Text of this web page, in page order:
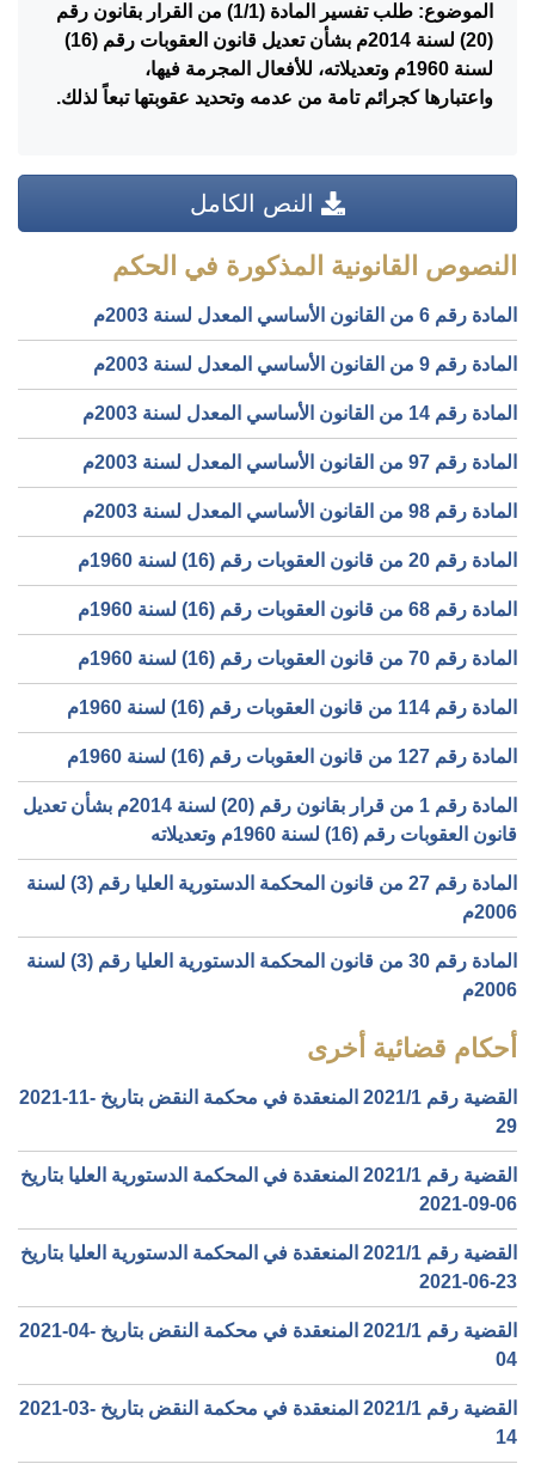
الموضوع: طلب تفسير المادة (1/1) من القرار بقانون رقم
(20) لسنة 2014م بشأن تعديل قانون العقوبات رقم (16)
لسنة 1960م وتعديلاته، للأفعال المجرمة فيها،
واعتبارها كجرائم تامة من عدمه وتحديد عقوبتها تبعاً لذلك.
النص الكامل
النصوص القانونية المذكورة في الحكم
المادة رقم 6 من القانون الأساسي المعدل لسنة 2003م
المادة رقم 9 من القانون الأساسي المعدل لسنة 2003م
المادة رقم 14 من القانون الأساسي المعدل لسنة 2003م
المادة رقم 97 من القانون الأساسي المعدل لسنة 2003م
المادة رقم 98 من القانون الأساسي المعدل لسنة 2003م
المادة رقم 20 من قانون العقوبات رقم (16) لسنة 1960م
المادة رقم 68 من قانون العقوبات رقم (16) لسنة 1960م
المادة رقم 70 من قانون العقوبات رقم (16) لسنة 1960م
المادة رقم 114 من قانون العقوبات رقم (16) لسنة 1960م
المادة رقم 127 من قانون العقوبات رقم (16) لسنة 1960م
المادة رقم 1 من قرار بقانون رقم (20) لسنة 2014م بشأن تعديل
قانون العقوبات رقم (16) لسنة 1960م وتعديلاته
المادة رقم 27 من قانون المحكمة الدستورية العليا رقم (3) لسنة
2006م
المادة رقم 30 من قانون المحكمة الدستورية العليا رقم (3) لسنة
2006م
أحكام قضائية أخرى
القضية رقم ‎1‏/‎2021‏ المنعقدة في محكمة النقض بتاريخ ‎2021-11-
29‏
القضية رقم ‎1‏/‎2021‏ المنعقدة في المحكمة الدستورية العليا بتاريخ
‎2021-09-06‏
القضية رقم ‎1‏/‎2021‏ المنعقدة في المحكمة الدستورية العليا بتاريخ
‎2021-06-23‏
القضية رقم ‎1‏/‎2021‏ المنعقدة في محكمة النقض بتاريخ ‎2021-04-
04‏
القضية رقم ‎1‏/‎2021‏ المنعقدة في محكمة النقض بتاريخ ‎2021-03-
14‏